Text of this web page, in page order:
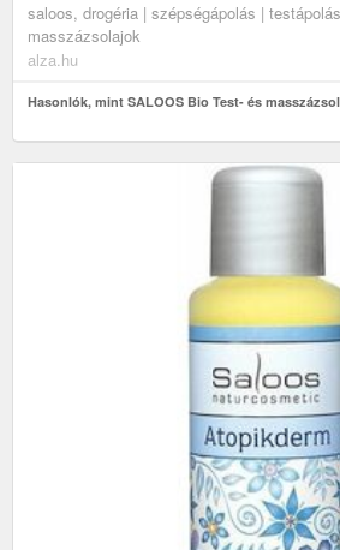
saloos, drogéria | szépségápolás |
masszázsolajok
alza.hu
Hasonlók, mint SALOOS Bio Test- és